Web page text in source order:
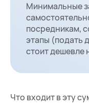
Минимальные
посредникам,
этапы (подать
стоит дешевле
Что входит в эту